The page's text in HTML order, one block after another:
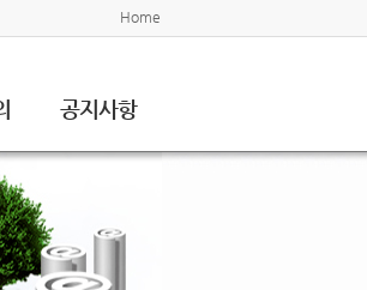
Home
공지사항